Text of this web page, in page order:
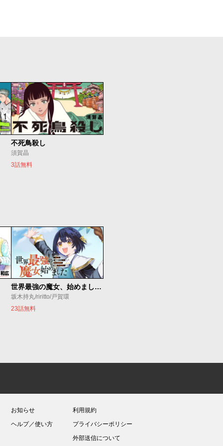
不死鳥殺し
須賀晶
3話無料
世界最強の魔女、始めました ～私だけ『攻略サイト』を見れる世界で自由に生きます～
坂木持丸/riritto/戸賀環
23話無料
お知らせ
ヘルプ／使い方
利用規約
プライバシーポリシー
外部送信について